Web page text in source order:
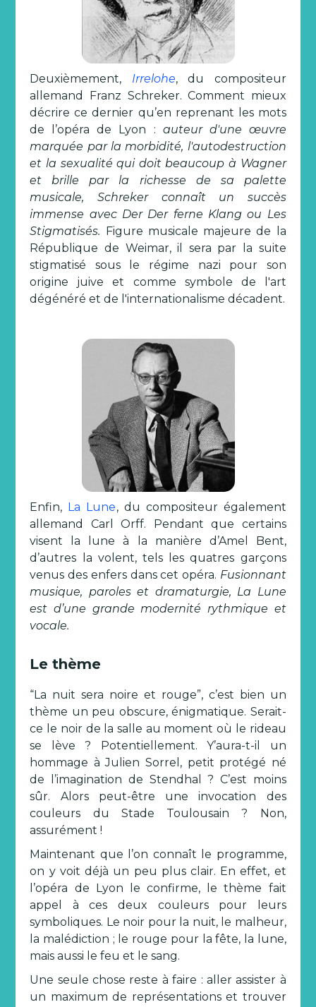
Deuxièmement, Irrelohe, du compositeur
allemand Franz Schreker. Comment mieux
décrire ce dernier qu’en reprenant les mots
de l’opéra de Lyon : auteur d'une œuvre
marquée par la morbidité, l'autodestruction
et la sexualité qui doit beaucoup à Wagner
et brille par la richesse de sa palette
musicale, Schreker connaît un succès
immense avec Der Der ferne Klang ou Les
Stigmatisés. Figure musicale majeure de la
République de Weimar, il sera par la suite
stigmatisé sous le régime nazi pour son
origine juive et comme symbole de l'art
dégénéré et de l'internationalisme décadent.
Enfin, La Lune, du compositeur également
allemand Carl Orff. Pendant que certains
visent la lune à la manière d’Amel Bent,
d’autres la volent, tels les quatres garçons
venus des enfers dans cet opéra. Fusionnant
musique, paroles et dramaturgie, La Lune
est d’une grande modernité rythmique et
vocale.
Le thème
“La nuit sera noire et rouge”, c’est bien un
thème un peu obscure, énigmatique. Serait-
ce le noir de la salle au moment où le rideau
se lève ? Potentiellement. Y’aura-t-il un
hommage à Julien Sorrel, petit protégé né
de l’imagination de Stendhal ? C’est moins
sûr. Alors peut-être une invocation des
couleurs du Stade Toulousain ? Non,
assurément !
Maintenant que l’on connaît le programme,
on y voit déjà un peu plus clair. En effet, et
l’opéra de Lyon le confirme, le thème fait
appel à ces deux couleurs pour leurs
symboliques. Le noir pour la nuit, le malheur,
la malédiction ; le rouge pour la fête, la lune,
mais aussi le feu et le sang.
Une seule chose reste à faire : aller assister à
un maximum de représentations et trouver